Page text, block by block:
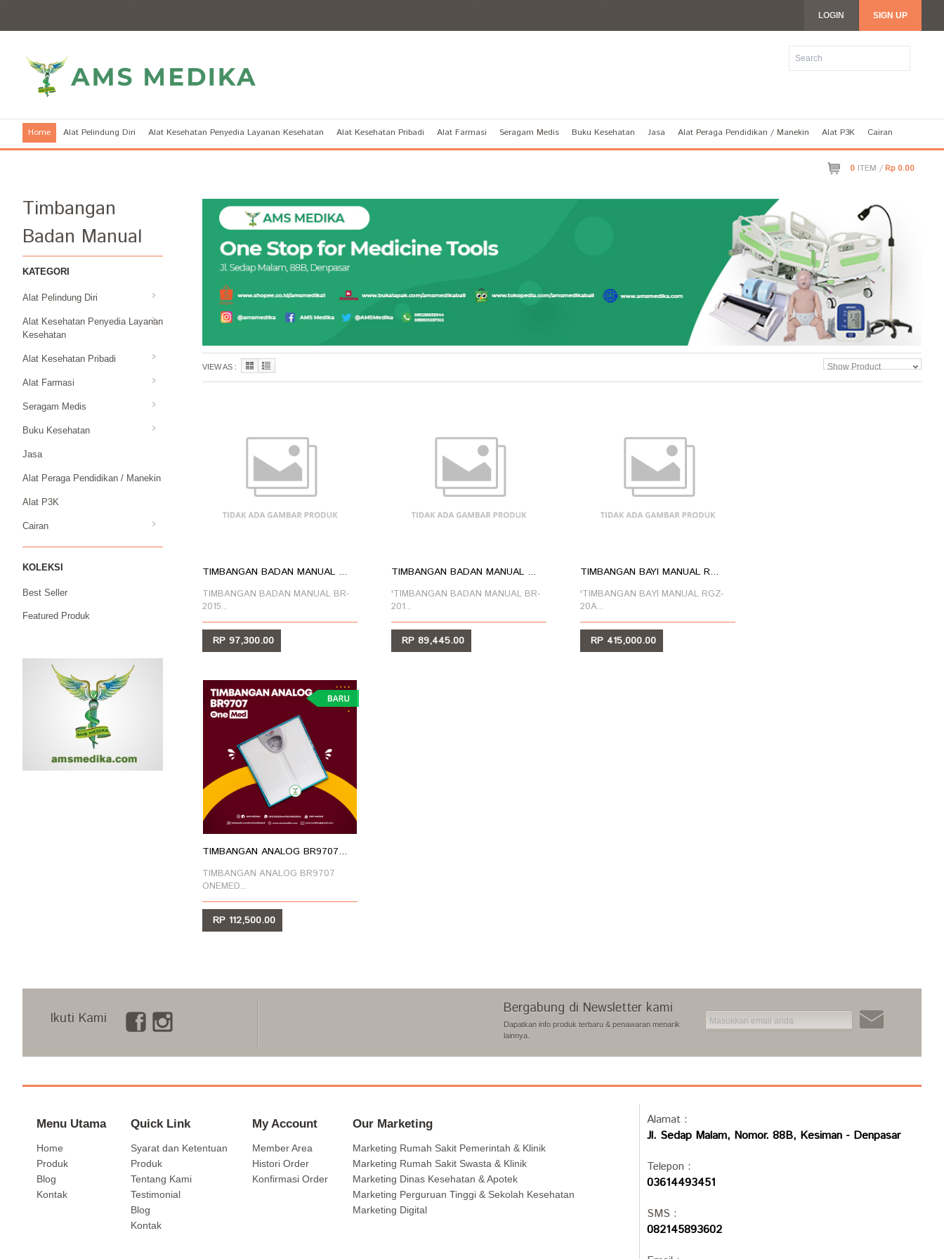
LOGIN SIGN UP
Home Alat Pelindung Diri Alat Kesehatan Penyedia Layanan Kesehatan Alat Kesehatan Pribadi Alat Farmasi Seragam Medis Buku Kesehatan Jasa Alat Peraga Pendidikan / Manekin Alat P3K Cairan
0 ITEM /Rp 0.00
Timbangan
Badan Manual
KATEGORI
Alat Pelindung Diri
Alat Kesehatan Penyedia Layanan
Kesehatan
Alat Kesehatan Pribadi
Alat Farmasi
Seragam Medis
Buku Kesehatan
Jasa
Alat Peraga Pendidikan / Manekin
Alat P3K
Cairan
KOLEKSI
Best Seller
Featured Produk
VIEW AS : Show Product
TIMBANGAN BADAN MANUAL ...
TIMBANGAN BADAN MANUAL BR-
2015...
RP 97,300.00
TIMBANGAN BADAN MANUAL ...
'TIMBANGAN BADAN MANUAL BR-
201...
RP 89,445.00
TIMBANGAN BAYI MANUAL R...
'TIMBANGAN BAYI MANUAL RGZ-
20A...
RP 415,000.00
TIMBANGAN ANALOG BR9707...
TIMBANGAN ANALOG BR9707
ONEMED...
RP 112,500.00
Ikuti Kami
Bergabung di Newsletter kami
Dapatkan info produk terbaru & penawaran menarik
lainnya.
Menu Utama
Home
Produk
Blog
Kontak
Quick Link
Syarat dan Ketentuan
Produk
Tentang Kami
Testimonial
Blog
Kontak
My Account
Member Area
Histori Order
Konfirmasi Order
Our Marketing
Marketing Rumah Sakit Pemerintah & Klinik
Marketing Rumah Sakit Swasta & Klinik
Marketing Dinas Kesehatan & Apotek
Marketing Perguruan Tinggi & Sekolah Kesehatan
Marketing Digital
Alamat :
Jl. Sedap Malam, Nomor. 88B, Kesiman - Denpasar
Telepon :
03614493451
SMS :
082145893602